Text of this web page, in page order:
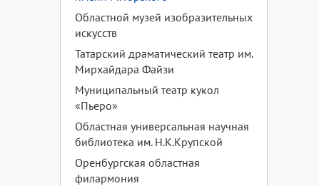
Областной музей изобразительных
искусств
Татарский драматический театр им.
Мирхайдара Файзи
Муниципальный театр кукол
«Пьеро»
Областная универсальная научная
библиотека им. Н.К.Крупской
Оренбургская областная
филармония